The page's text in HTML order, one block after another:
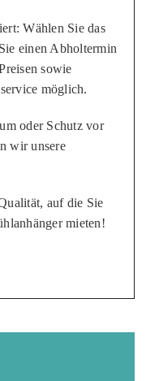
Wählen Sie das
einen Abholtermin
sowie
möglich.
oder Schutz vor
wir unsere
auf die Sie
mieten!